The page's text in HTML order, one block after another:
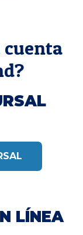
cuenta
LÍNEA